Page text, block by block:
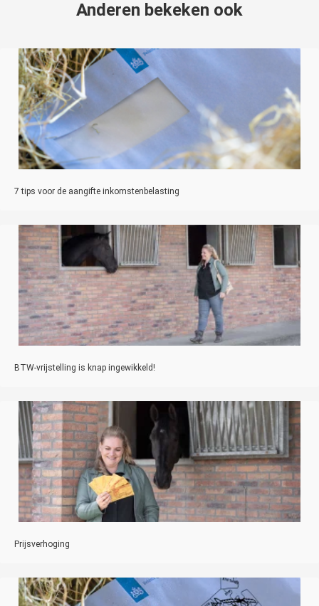
Anderen bekeken ook
7 tips voor de aangifte inkomstenbelasting
BTW-vrijstelling is knap ingewikkeld!
Prijsverhoging